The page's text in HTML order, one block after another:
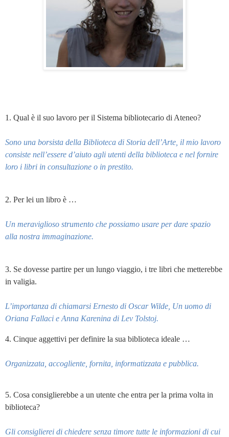
1. Qual è il suo lavoro per il Sistema bibliotecario di Ateneo?
Sono una borsista della Biblioteca di Storia dell’Arte, il mio lavoro
consiste nell’essere d’aiuto agli utenti della biblioteca e nel fornire
loro i libri in consultazione o in prestito.
2. Per lei un libro è …
Un meraviglioso strumento che possiamo usare per dare spazio
alla nostra immaginazione.
3. Se dovesse partire per un lungo viaggio, i tre libri che metterebbe
in valigia.
L’importanza di chiamarsi Ernesto di Oscar Wilde, Un uomo di
Oriana Fallaci e Anna Karenina di Lev Tolstoj.
4. Cinque aggettivi per definire la sua biblioteca ideale …
Organizzata, accogliente, fornita, informatizzata e pubblica.
5. Cosa consiglierebbe a un utente che entra per la prima volta in
biblioteca?
Gli consiglierei di chiedere senza timore tutte le informazioni di cui